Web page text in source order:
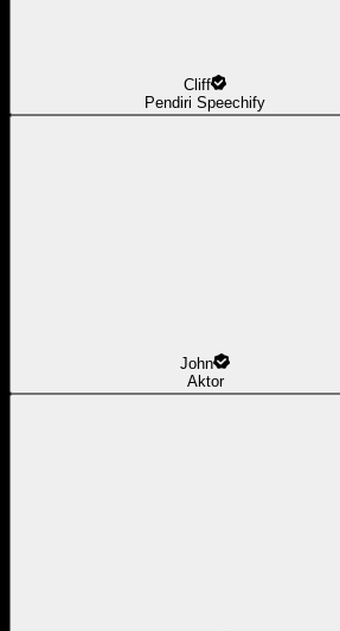
Cliff
Pendiri Speechify
John
Aktor